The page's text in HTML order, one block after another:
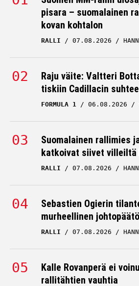
pisara – suomalainen
kovan kohtalon
RALLI 07.08.2026
Raju väite: Valtteri
tiskiin Cadillacin
FORMULA 1 06.08.2026
Suomalainen rallimies
katkoivat siivet villeiltä
RALLI 07.08.2026
Sebastien Ogierin
murheellinen
RALLI 07.08.2026
Kalle Rovanperä ei
rallitähtien vauhtia